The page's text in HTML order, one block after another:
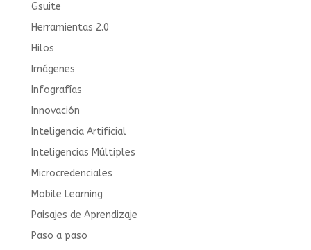
Gsuite
Herramientas 2.0
Hilos
Imágenes
Infografías
Innovación
Inteligencia Artificial
Inteligencias Múltiples
Microcredenciales
Mobile Learning
Paisajes de Aprendizaje
Paso a paso